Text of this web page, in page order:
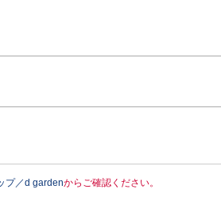
プ／d gardenからご確認ください。